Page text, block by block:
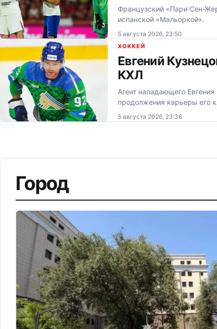
Французский «Пари Сен-
испанской «Мальоркой».
5 августа 2026, 23:50
ХОККЕЙ
Евгений
КХЛ
Агент нападающего
продолжения карьеры его
5 августа 2026, 23:36
Город